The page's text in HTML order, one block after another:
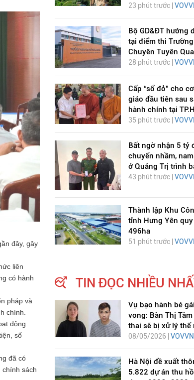
đây, gây
liên
có hành
pháp và
chính.
động
số
đã có
chính sách
23 phút trước |
Bộ GD&ĐT hướng
tại điểm thi
Chuyên Tuyên
28 phút trước |
Cấp “sổ đỏ” cho
giáo đầu tiên sau
hành chính tại
35 phút trước |
Bất ngờ nhận 5 tỷ
chuyển nhầm,
ở Quảng Trị trình
43 phút trước |
Thành lập Khu
tỉnh Hưng Yên
496ha
51 phút trước |
TIN ĐỌC NHIỀU
Vụ bạo hành bé
vong: Bàn Thị
thai sẽ bị xử lý thế
08/05/2026 | VOVVN
Hà Nội đề xuất
5.822 dự án thu